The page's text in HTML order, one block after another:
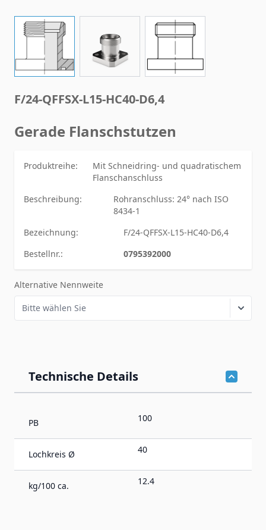
View larger imageView larger imageView larger image
F/24-QFFSX-L15-HC40-D6,4
Gerade Flanschstutzen
Produktreihe:
Mit Schneidring- und quadratischem
Flanschanschluss
Beschreibung:
Rohranschluss: 24° nach ISO
8434-1
Bezeichnung:
F/24-QFFSX-L15-HC40-D6,4
Bestellnr.:
0795392000
Alternative Nennweite
Technische Details
PB 100
Lochkreis Ø 40
kg/100 ca. 12.4